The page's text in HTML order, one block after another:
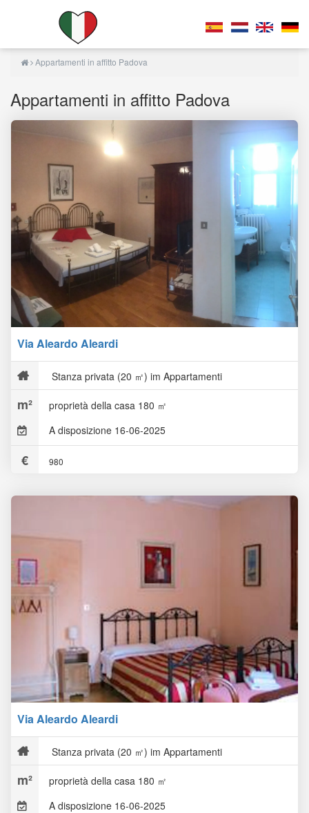
Appartamenti in affitto Padova
Appartamenti in affitto Padova
Via Aleardo Aleardi
Stanza privata (20 ㎡) im Appartamenti
proprietà della casa 180 ㎡
A disposizione 16-06-2025
980
Via Aleardo Aleardi
Stanza privata (20 ㎡) im Appartamenti
proprietà della casa 180 ㎡
A disposizione 16-06-2025